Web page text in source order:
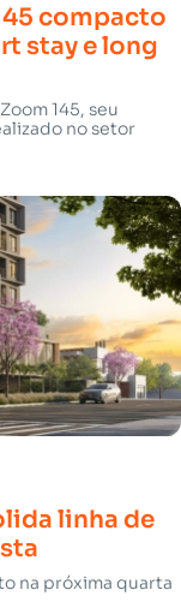
compacto
stay e long
145, seu
no setor
linha de
na próxima quarta